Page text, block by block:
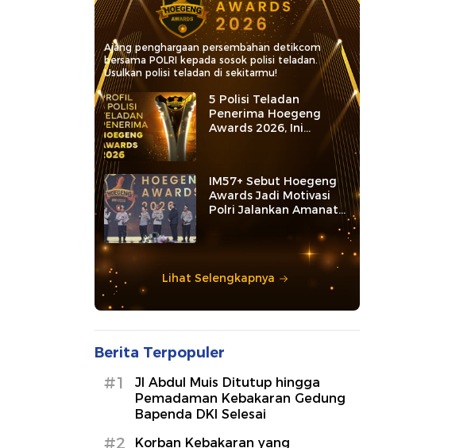
Ajang penghargaan persembahan detikcom
bersama POLRI kepada sosok polisi teladan.
Usulkan polisi teladan di sekitarmu!
5 Polisi Teladan
Penerima Hoegeng
Awards 2026, Ini
Kategori dan Kiprahnya
IM57+ Sebut Hoegeng
Awards Jadi Motivasi
Polri Jalankan Amanat
Lihat Selengkapnya
Berita Terpopuler
#1
Jl Abdul Muis Ditutup hingga
Pemadaman Kebakaran Gedung
Bapenda DKI Selesai
#2
Korban Kebakaran yang